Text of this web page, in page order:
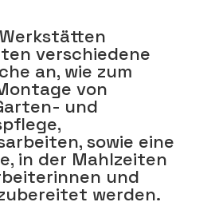
verschiedene
an, wie zum
von
und
sowie eine
in der Mahlzeiten
und
werden.